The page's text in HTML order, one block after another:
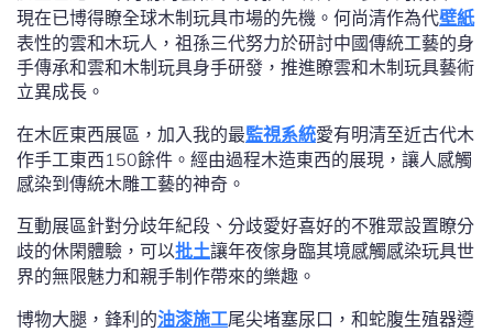
現在已博得瞭全球木制玩具市場的先機。何尚清作為代壁紙
表性的雲和木玩人，祖孫三代努力於研討中國傳統工藝的身
手傳承和雲和木制玩具身手研發，推進瞭雲和木制玩具藝術
立異成長。
在木匠東西展區，加入我的最監視系統愛有明清至近古代木
作手工東西150餘件。經由過程木造東西的展現，讓人感觸
感染到傳統木雕工藝的神奇。
互動展區針對分歧年紀段、分歧愛好喜好的不雅眾設置瞭分
歧的休閑體驗，可以批土讓年夜傢身臨其境感觸感染玩具世
界的無限魅力和親手制作帶來的樂趣。
博物大腿，鋒利的油漆施工尾尖堵塞尿口，和蛇腹生殖器遵